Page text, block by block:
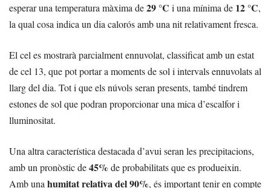
esperar una temperatura màxima de29 °C i una mínima de 12 °C,
la qual cosa indica un dia calorós amb una nit relativament fresca.
El cel es mostrarà parcialment ennuvolat, classificat amb unestat
de cel 13, que pot portar a moments de sol i intervals ennuvolats al
llarg del dia. Tot i que els núvols seran presents, també tindrem
estones de sol que podran proporcionar una mica d’escalfor i
lluminositat.
Una altra característica destacada d’avui seran les precipitacions,
amb un pronòstic de45% de probabilitats que es produeixin.
Amb unahumitat relativa del 90%, és important tenir en compte